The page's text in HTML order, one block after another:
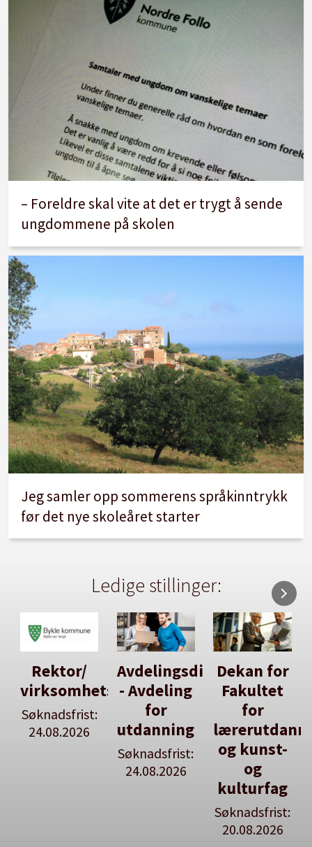
– Foreldre skal vite at det er trygt å sende
ungdommene på skolen
Jeg samler opp sommerens språkinntrykk
før det nye skoleåret starter
Ledige stillinger:
Avdelingsdirektør
- Avdeling
for
utdanning
Dekan for
Fakultet
for
lærerutdanning
og kunst-
og
Her kan
du utlyse
en ledig
stilling
Se våre
stillingspakker